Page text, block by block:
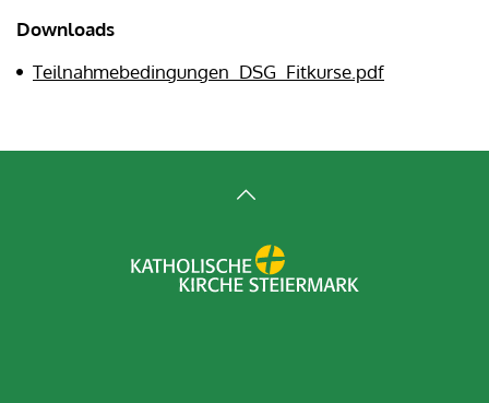
Downloads
Teilnahmebedingungen_DSG_Fitkurse.pdf